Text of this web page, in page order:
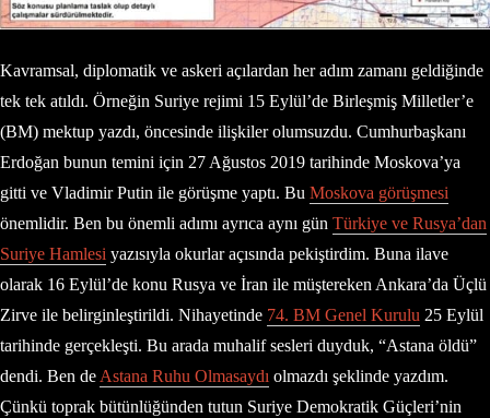
Kavramsal, diplomatik ve askeri açılardan her adım zamanı geldiğinde
tek tek atıldı. Örneğin Suriye rejimi 15 Eylül’de Birleşmiş Milletler’e
(BM) mektup yazdı, öncesinde ilişkiler olumsuzdu. Cumhurbaşkanı
Erdoğan bunun temini için 27 Ağustos 2019 tarihinde Moskova’ya
gitti ve Vladimir Putin ile görüşme yaptı. Bu Moskova görüşmesi
önemlidir. Ben bu önemli adımı ayrıca aynı gün Türkiye ve Rusya’dan
Suriye Hamlesi yazısıyla okurlar açısında pekiştirdim. Buna ilave
olarak 16 Eylül’de konu Rusya ve İran ile müştereken Ankara’da Üçlü
Zirve ile belirginleştirildi. Nihayetinde 74. BM Genel Kurulu 25 Eylül
tarihinde gerçekleşti. Bu arada muhalif sesleri duyduk, “Astana öldü”
dendi. Ben de Astana Ruhu Olmasaydı olmazdı şeklinde yazdım.
Çünkü toprak bütünlüğünden tutun Suriye Demokratik Güçleri’nin